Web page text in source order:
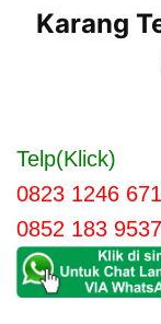
Karang
Telp(Klick)
0823 1246
0852 183